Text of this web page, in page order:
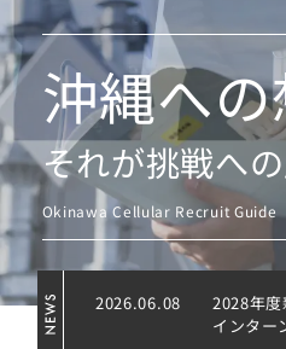
沖縄へ
それが挑戦へ
Okinawa Cellular Recruit Guide
2026.06.08
2028年
インター